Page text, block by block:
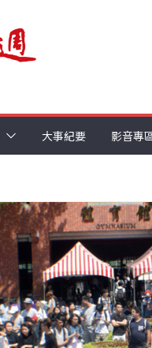
大事紀要 影音專